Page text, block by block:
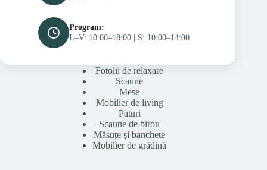
Program:
L–V: 10:00–18:00 | S: 10:00–14:00
Fotolii de relaxare
Scaune
Mese
Mobilier de living
Paturi
Scaune de birou
Măsuțe și banchete
Mobilier de grădină